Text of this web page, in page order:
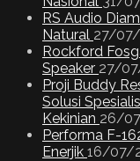
RS Audio
Natural 27/
Rockford
Speaker 27/
Proji Buddy
Solusi
Kekinian 26/
Performa F-
Enerjik 16/07/